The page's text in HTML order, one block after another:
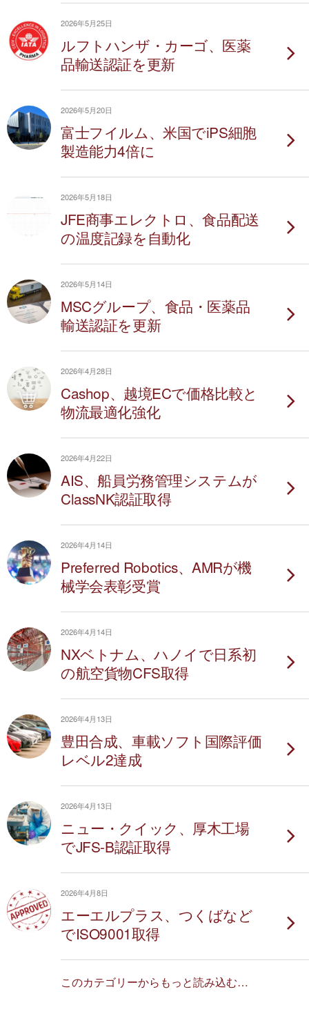
2026年5月25日
ルフトハンザ・カーゴ、医薬
品輸送認証を更新
2026年5月20日
富士フイルム、米国でiPS細胞
製造能力4倍に
2026年5月18日
JFE商事エレクトロ、食品配送
の温度記録を自動化
2026年5月14日
MSCグループ、食品・医薬品
輸送認証を更新
2026年4月28日
Cashop、越境ECで価格比較と
物流最適化強化
2026年4月22日
AIS、船員労務管理システムが
ClassNK認証取得
2026年4月14日
Preferred Robotics、AMRが機
械学会表彰受賞
2026年4月14日
NXベトナム、ハノイで日系初
の航空貨物CFS取得
2026年4月13日
豊田合成、車載ソフト国際評価
レベル2達成
2026年4月13日
ニュー・クイック、厚木工場
でJFS-B認証取得
2026年4月8日
エーエルプラス、つくばなど
でISO9001取得
このカテゴリーからもっと読み込む…